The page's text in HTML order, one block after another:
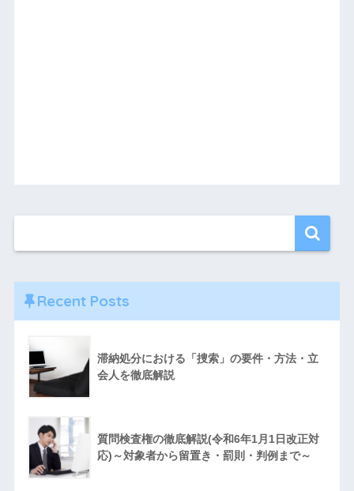
Recent Posts
滞納処分における「捜索」の要件・方法・立
会人を徹底解説
質問検査権の徹底解説(令和6年1月1日改正対
応)～対象者から留置き・罰則・判例まで～